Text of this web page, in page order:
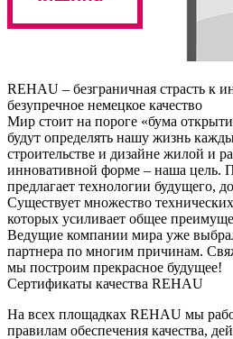
REHAU – безграничная страсть к
безупречное немецкое качество
Мир стоит на пороге «бума
будут определять нашу жизнь
строительстве и дизайне жилой и
инновативной форме – наша цель.
предлагает технологии будущего,
Существует множество
которых усиливает общее
Ведущие компании мира уже
партнера по многим причинам.
мы построим прекрасное будущее!
Сертификаты качества REHAU
На всех площадках REHAU мы
правилам обеспечения качества,